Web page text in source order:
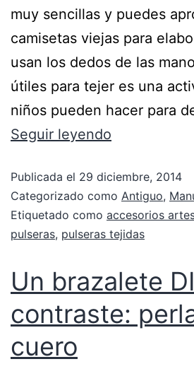
muy sencillas y puedes
camisetas viejas para
usan los dedos de las
útiles para tejer es una
niños pueden hacer para
Seguir leyendo
Publicada el 29 diciembre, 2014
Categorizado como Antiguo,
Etiquetado como accesorios
pulseras, pulseras tejidas
Un brazalete
contraste:
cuero